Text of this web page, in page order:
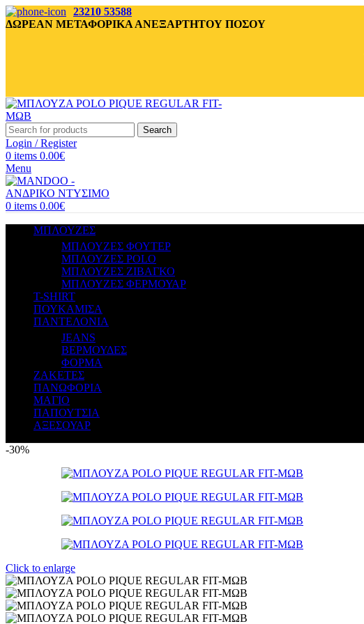
23210 53588
ΔΩΡΕΑΝ ΜΕΤΑΦΟΡΙΚΑ ΑΝΕΞΑΡΤΗΤΟΥ ΠΟΣΟΥ
Search
Login / Register
0 items 0.00€
Menu
0 items 0.00€
ΜΠΛΟΥΖΕΣ
ΜΠΛΟΥΖΕΣ ΦΟΥΤΕΡ
ΜΠΛΟΥΖΕΣ POLO
ΜΠΛΟΥΖΕΣ ΖΙΒΑΓΚΟ
ΜΠΛΟΥΖΕΣ ΦΕΡΜΟΥΑΡ
T-SHIRT
ΠΟΥΚΑΜΙΣΑ
ΠΑΝΤΕΛΟΝΙΑ
JEANS
ΒΕΡΜΟΥΔΕΣ
ΦΟΡΜΑ
ΖΑΚΕΤΕΣ
ΠΑΝΩΦΟΡΙΑ
ΜΑΓΙΟ
ΠΑΠΟΥΤΣΙΑ
ΑΞΕΣΟΥΑΡ
-30%
Click to enlarge